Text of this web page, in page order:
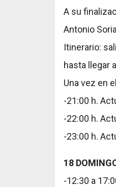
A su
Antonio
Itinerario:
hasta llegar
Una vez en
-21:00 h.
-22:00 h.
-23:00 h.
18
-12:30 a